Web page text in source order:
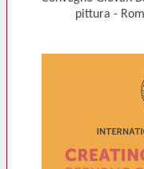
pittura -